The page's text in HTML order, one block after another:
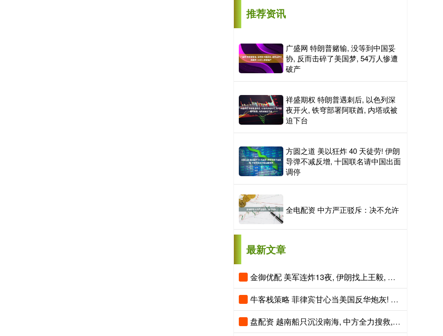
推荐资讯
广盛网 特朗普赌输, 没等到中国妥
协, 反而击碎了美国梦, 54万人惨遭
破产
祥盛期权 特朗普遇刺后, 以色列深
夜开火, 铁穹部署阿联酋, 内塔或被
迫下台
方圆之道 美以狂炸 40 天徒劳! 伊朗
导弹不减反增, 十国联名请中国出面
调停
全电配资 中方严正驳斥：决不允许
最新文章
金御优配 美军连炸13夜, 伊朗找上王毅, 当面提一个请求, 特朗普为中俄说话
牛客栈策略 菲律宾甘心当美国反华炮灰! 中国奉陪到底, 看谁先扛不住!
盘配资 越南船只沉没南海, 中方全力搜救, 美媒: 相关运输船运送填岛人员